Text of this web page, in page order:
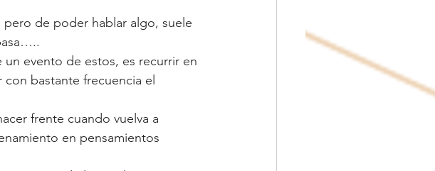
de poder hablar algo, suele
evento de estos, es recurrir en
bastante frecuencia el
frente cuando vuelva a
en pensamientos